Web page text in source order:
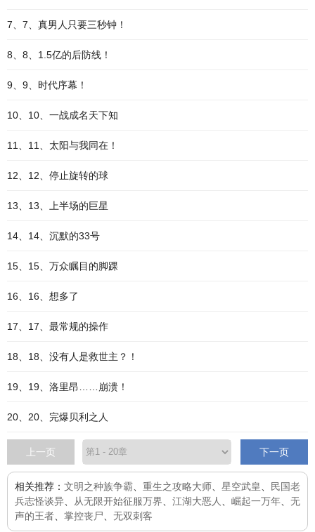
7、7、真男人只要三秒钟！
8、8、1.5亿的后防线！
9、9、时代序幕！
10、10、一战成名天下知
11、11、太阳与我同在！
12、12、停止旋转的球
13、13、上半场的巨星
14、14、沉默的33号
15、15、万众瞩目的脚踝
16、16、想多了
17、17、最常规的操作
18、18、没有人是救世主？！
19、19、洛里昂……崩溃！
20、20、完爆贝利之人
上一页 下一页
相关推荐： 文明之种族争霸 重生之攻略大师 星空武皇
民国老
兵志怪谈异
从无限开始征服万界 江湖大恶人 崛起一万年
无
声的王者
掌控丧尸 无双刺客